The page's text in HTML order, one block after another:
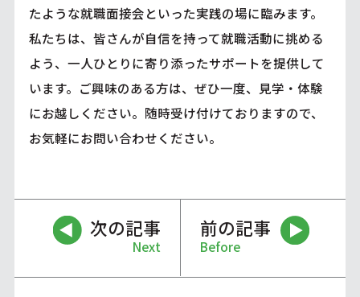
たような就職面接会といった実践の場に臨みます。
私たちは、皆さんが自信を持って就職活動に挑める
よう、一人ひとりに寄り添ったサポートを提供して
います。ご興味のある方は、ぜひ一度、見学・体験
にお越しください。随時受け付けておりますので、
お気軽にお問い合わせください。
次の記事
Next
前の記事
Before